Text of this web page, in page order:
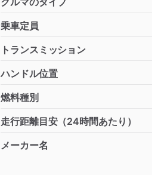
乗車定員
トランスミッション
ハンドル位置
燃料種別
走行距離目安（24時間あたり）
メーカー名